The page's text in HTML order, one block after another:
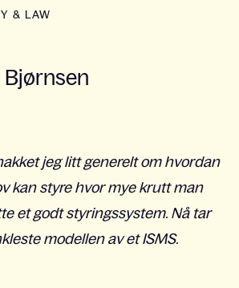
& LAW
Bjørnsen
jeg litt generelt om hvordan
kan styre hvor mye krutt man
et godt styringssystem. Nå tar
modellen av et ISMS.